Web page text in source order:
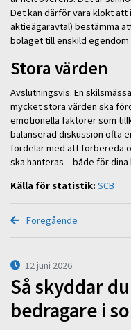
Det kan därför vara klokt
aktieägaravtal) bestämma
bolaget till enskild
Stora värden
Avslutningsvis. En
mycket stora värden ska
emotionella faktorer som
balanserad diskussion ofta
fördelar med att förbereda
ska hanteras – både för
Källa för statistik:SCB
Föregående
12 juni 2026
Så skyddar
bedragare i